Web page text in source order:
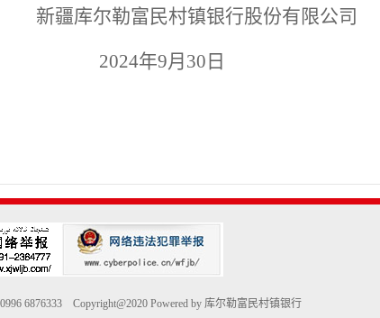
新疆库尔勒富民村镇银行股份有限公司
2024年9月 30 日
6876333 Copyright@2020 Powered by 库尔勒富民村镇银行